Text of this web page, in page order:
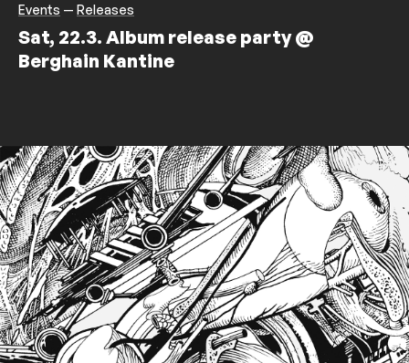
Events — Releases
Sat, 22.3. Album release party @
Berghain Kantine